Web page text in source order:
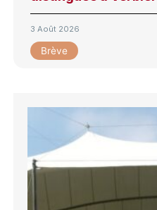
3 Août 2026
Brève